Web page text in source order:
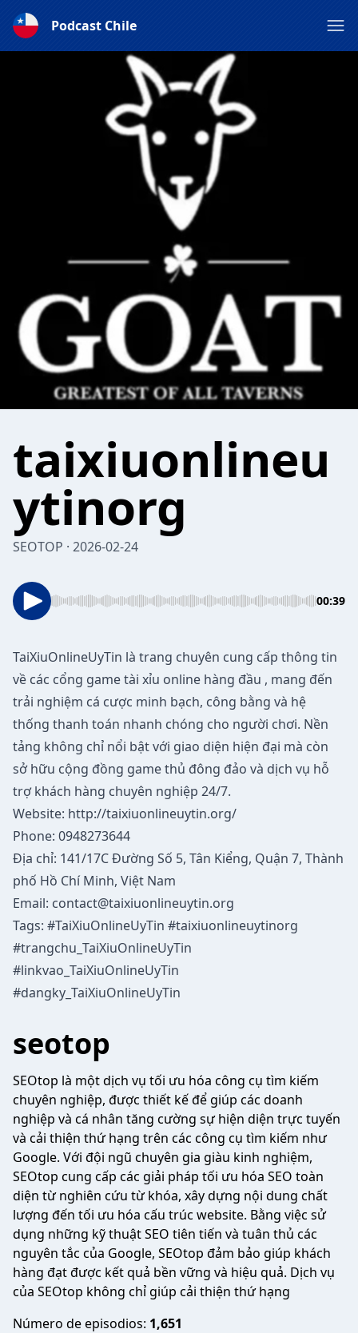
Podcast Chile
taixiuonlineu
ytinorg
SEOTOP · 2026-02-24
00:39
TaiXiuOnlineUyTin là trang chuyên cung cấp thông tin
về các cổng game tài xỉu online hàng đầu , mang đến
trải nghiệm cá cược minh bạch, công bằng và hệ
thống thanh toán nhanh chóng cho người chơi. Nền
tảng không chỉ nổi bật với giao diện hiện đại mà còn
sở hữu cộng đồng game thủ đông đảo và dịch vụ hỗ
trợ khách hàng chuyên nghiệp 24/7.
Website: http://taixiuonlineuytin.org/
Phone: 0948273644
Địa chỉ: 141/17C Đường Số 5, Tân Kiểng, Quận 7, Thành
phố Hồ Chí Minh, Việt Nam
Email: contact@taixiuonlineuytin.org
Tags: #TaiXiuOnlineUyTin #taixiuonlineuytinorg
#trangchu_TaiXiuOnlineUyTin
#linkvao_TaiXiuOnlineUyTin
#dangky_TaiXiuOnlineUyTin
seotop
SEOtop là một dịch vụ tối ưu hóa công cụ tìm kiếm
chuyên nghiệp, được thiết kế để giúp các doanh
nghiệp và cá nhân tăng cường sự hiện diện trực tuyến
và cải thiện thứ hạng trên các công cụ tìm kiếm như
Google. Với đội ngũ chuyên gia giàu kinh nghiệm,
SEOtop cung cấp các giải pháp tối ưu hóa SEO toàn
diện từ nghiên cứu từ khóa, xây dựng nội dung chất
lượng đến tối ưu hóa cấu trúc website. Bằng việc sử
dụng những kỹ thuật SEO tiên tiến và tuân thủ các
nguyên tắc của Google, SEOtop đảm bảo giúp khách
hàng đạt được kết quả bền vững và hiệu quả. Dịch vụ
của SEOtop không chỉ giúp cải thiện thứ hạng
Número de episodios: 1,651